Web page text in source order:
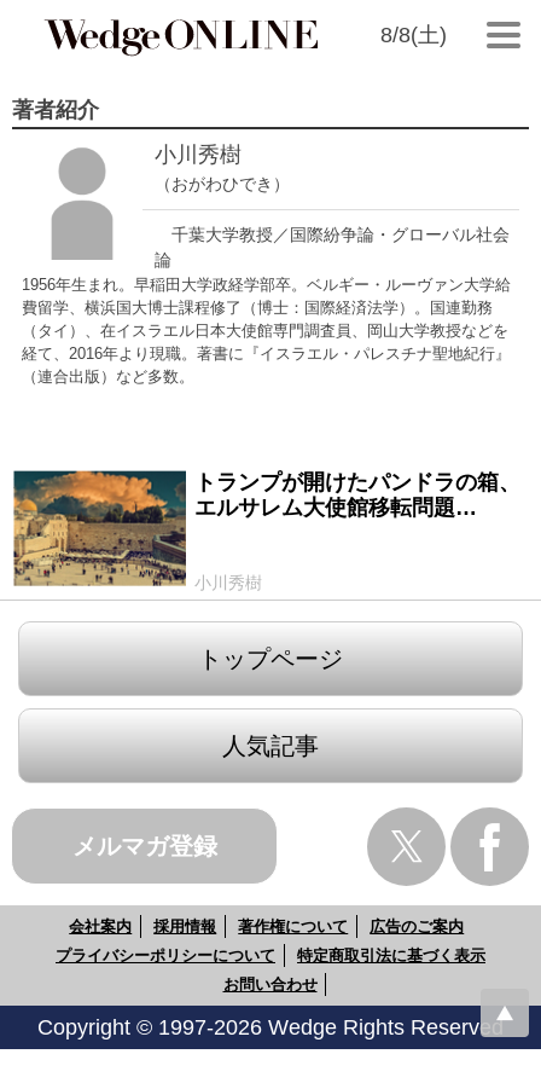
8/8(土)
著者紹介
小川秀樹
（おがわひでき）
千葉大学教授／国際紛争論・グローバル社会
論
1956年生まれ。早稲田大学政経学部卒。ベルギー・ルーヴァン大学給
費留学、横浜国大博士課程修了（博士：国際経済法学）。国連勤務
（タイ）、在イスラエル日本大使館専門調査員、岡山大学教授などを
経て、2016年より現職。著書に『イスラエル・パレスチナ聖地紀行』
（連合出版）など多数。
2017/12/23
トランプが開けたパンドラの箱、
エルサレム大使館移転問題…
小川秀樹
トップページ
人気記事
メルマガ登録
会社案内 採用情報 著作権について
広告のご案内
プライバシーポリシーについて
特定商取引法に基づく表示
お問い合わせ
Copyright © 1997-2026 Wedge Rights Reserved